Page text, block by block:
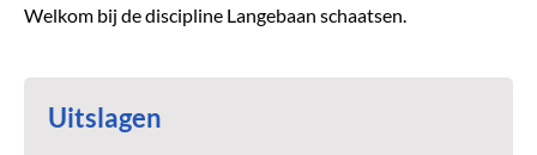
Welkom bij de discipline Langebaan schaatsen.
Uitslagen